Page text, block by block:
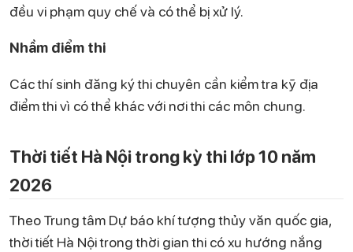
đều vi phạm quy chế và có thể bị xử lý.
Nhầm điểm thi
Các thí sinh đăng ký thi chuyên cần kiểm tra kỹ địa
điểm thi vì có thể khác với nơi thi các môn chung.
Thời tiết Hà Nội trong kỳ thi lớp 10 năm
2026
Theo Trung tâm Dự báo khí tượng thủy văn quốc gia,
thời tiết Hà Nội trong thời gian thi có xu hướng nắng